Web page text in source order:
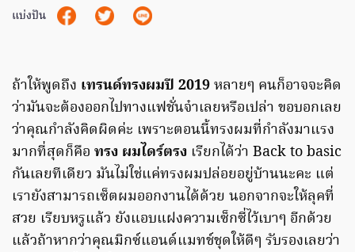
แบ่งปัน
ถ้าให้พูดถึง เทรนด์ทรงผมปี 2019หลายๆ คนก็อาจจะคิด
ว่ามันจะต้องออกไปทางแฟชั่นจ๋าเลยหรือเปล่า ขอบอกเลย
ว่าคุณกำลังคิดผิดค่ะ เพราะตอนนี้ทรงผมที่กำลังมาแรง
มากที่สุดก็คือ ทรง ผมไดร์ตรง เรียกได้ว่า Back to basic
กันเลยทีเดียว มันไม่ใช่แค่ทรงผมปล่อยอยู่บ้านนะคะ แต่
เรายังสามารถเซ็ตผมออกงานได้ด้วย นอกจากจะให้ลุคที่
สวย เรียบหรูแล้ว ยังแอบแฝงความเซ็กซี่ไว้เบาๆ อีกด้วย
แล้วถ้าหากว่าคุณมิกซ์แอนด์แมทช์ชุดให้ดีๆ รับรองเลยว่า